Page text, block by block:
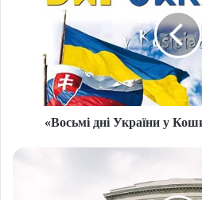
«Восьмі дні України у